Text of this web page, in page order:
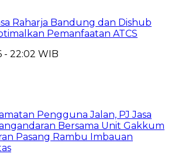
Raharja Bandung dan Dishub
Pemanfaatan ATCS
- 22:02 WIB
Pengguna Jalan, PJ Jasa
Bersama Unit Gakkum
Pasang Rambu Imbauan